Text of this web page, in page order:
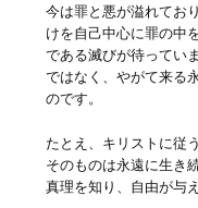
今は罪と悪が溢れてお
けを自己中心に罪の中
である滅びが待ってい
ではなく、やがて来る
のです。
たとえ、キリストに従
そのものは永遠に生き
真理を知り、自由が与